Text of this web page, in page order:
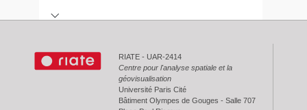
Résumé
RIATE - UAR-2414
Centre pour l'analyse spatiale et la
géovisualisation
Université Paris Cité
Bâtiment Olympes de Gouges - Salle 707